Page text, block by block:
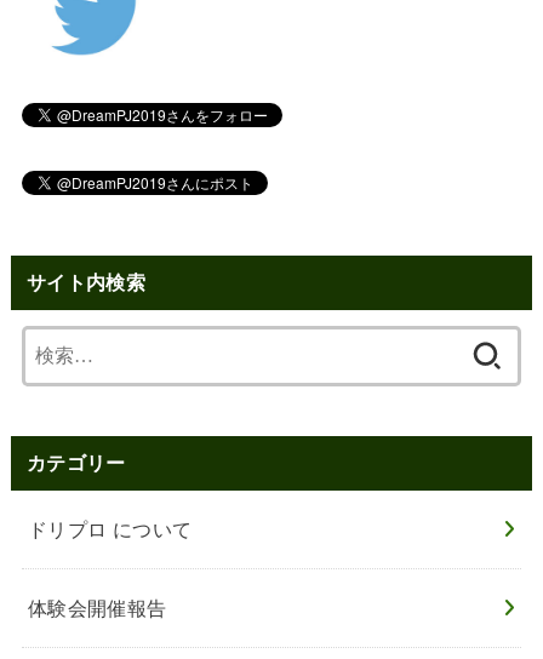
サイト内検索
索:
カテゴリー
ドリプロ について
体験会開催報告